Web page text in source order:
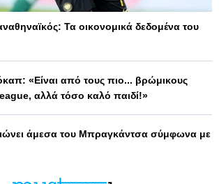
Τα οικονομικά δεδομένα του
«Είναι από τους πιο... βρώμικους
αλλά τόσο καλό παιδί!»
άμεσα του Μπραγκάντσα σύμφωνα με